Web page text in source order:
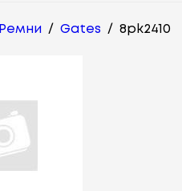
Ремни / Gates / 8pk2410